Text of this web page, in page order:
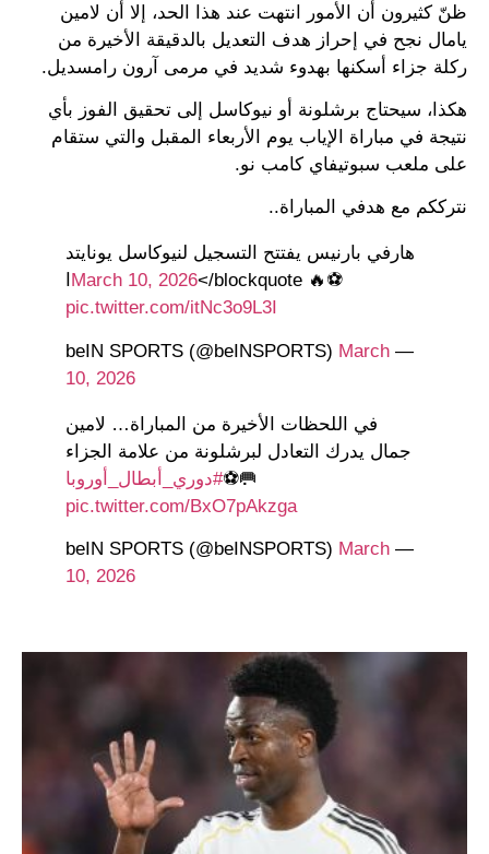
ظنّ كثيرون أن الأمور انتهت عند هذا الحد، إلا أن لامين
يامال نجح في إحراز هدف التعديل بالدقيقة الأخيرة من
ركلة جزاء أسكنها بهدوء شديد في مرمى آرون رامسديل.
هكذا، سيحتاج برشلونة أو نيوكاسل إلى تحقيق الفوز بأي
نتيجة في مباراة الإياب يوم الأربعاء المقبل والتي ستقام
على ملعب سبوتيفاي كامب نو.
نترككم مع هدفي المباراة..
هارفي بارنيس يفتتح التسجيل لنيوكاسل يونايتد
⚽️🔥
March 10, 2026</blockquoteا
pic.twitter.com/itNc3o9L3I
— beIN SPORTS (@beINSPORTS)
March
10, 2026
في اللحظات الأخيرة من المباراة… لامين
جمال يدرك التعادل لبرشلونة من علامة الجزاء
🥅⚽️#دوري_أبطال_أوروبا
pic.twitter.com/BxO7pAkzga
— beIN SPORTS (@beINSPORTS)
March
10, 2026